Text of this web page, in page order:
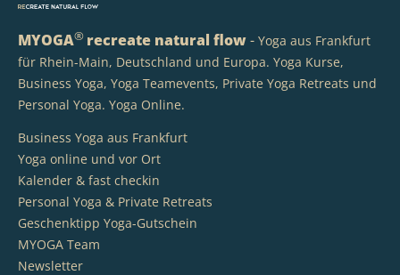
MYOGA® recreate natural flow- Yoga aus Frankfurt
für Rhein-Main, Deutschland und Europa. Yoga Kurse,
Business Yoga, Yoga Teamevents, Private Yoga Retreats und
Personal Yoga. Yoga Online.
Business Yoga aus Frankfurt
Yoga online und vor Ort
Kalender & fast checkin
Personal Yoga & Private Retreats
Geschenktipp Yoga-Gutschein
MYOGA Team
Newsletter